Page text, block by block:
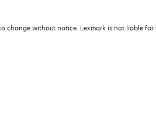
change without notice. Lexmark is not liable for